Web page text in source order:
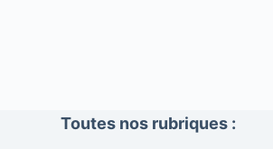
Toutes nos rubriques :